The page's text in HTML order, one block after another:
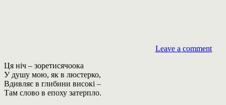
Leave a comment
Ця ніч – зоретисячоока
У душу мою, як в люстерко,
Вдивляє в глибини високі –
Там слово в епоху затерпло.